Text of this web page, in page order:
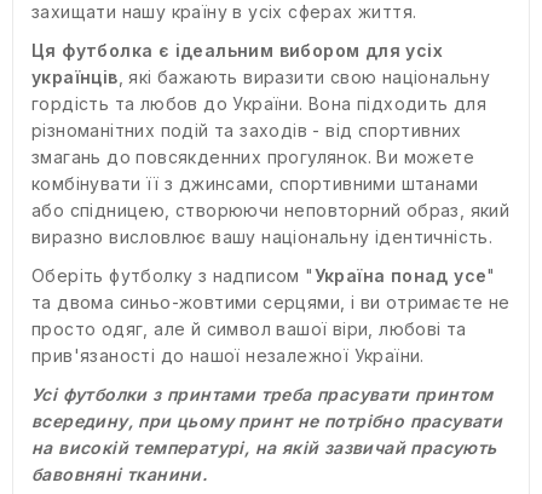
захищати нашу країну в усіх сферах життя.
Ця футболка є ідеальним вибором для усіх
українців , які бажають виразити свою національну
гордість та любов до України. Вона підходить для
різноманітних подій та заходів - від спортивних
змагань до повсякденних прогулянок. Ви можете
комбінувати її з джинсами, спортивними штанами
або спідницею, створюючи неповторний образ, який
виразно висловлює вашу національну ідентичність.
Оберіть футболку з надписом "Україна понад усе"
та двома синьо-жовтими серцями, і ви отримаєте не
просто одяг, але й символ вашої віри, любові та
прив'язаності до нашої незалежної України.
Усі футболки з принтами треба прасувати принтом
всередину, при цьому принт не потрібно прасувати
на високій температурі, на якій зазвичай прасують
бавовняні тканини.